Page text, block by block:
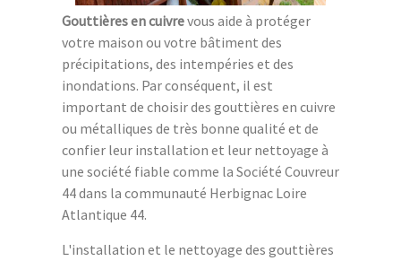
Gouttières en cuivrevous aide à protéger
votre maison ou votre bâtiment des
précipitations, des intempéries et des
inondations. Par conséquent, il est
important de choisir des gouttières en cuivre
ou métalliques de très bonne qualité et de
confier leur installation et leur nettoyage à
une société fiable comme la Société Couvreur
44 dans la communauté Herbignac Loire
Atlantique 44.
L'installation et le nettoyage des gouttières